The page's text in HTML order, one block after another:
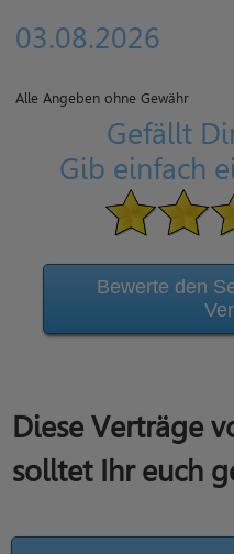
03.08.2026
Alle Angeben ohne Gewähr
Gefällt
Gib einfach
Bewerte den
Diese Verträge
solltet Ihr euch